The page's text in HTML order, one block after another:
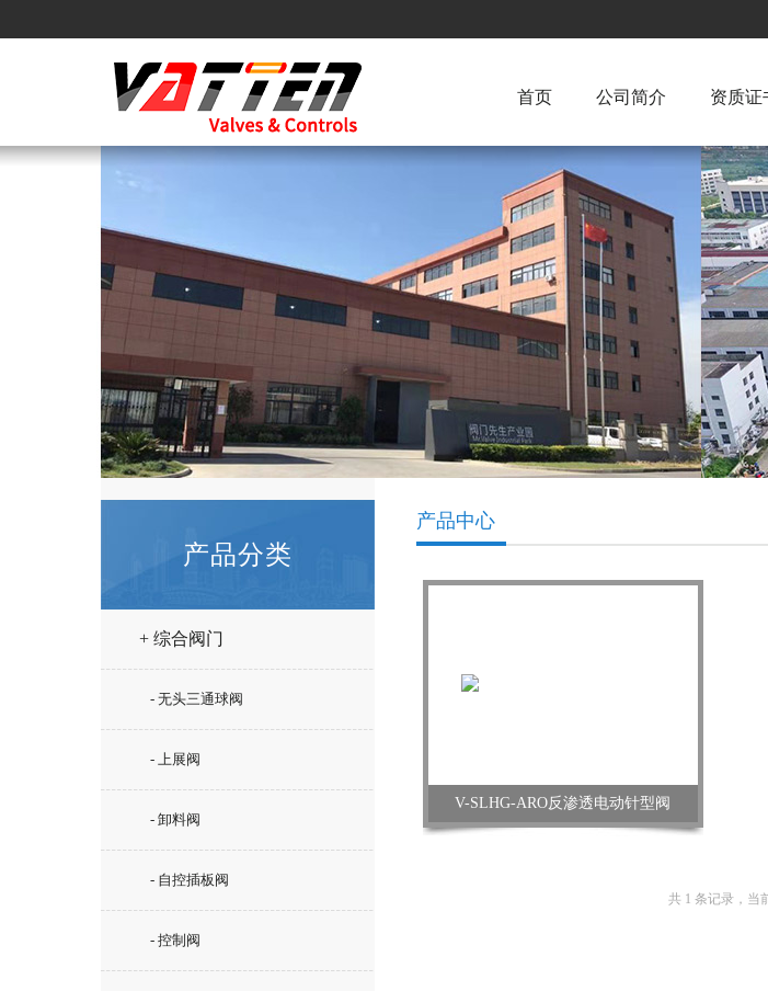
首页 公司简介 资质证
产品分类
+ 综合阀门
- 无头三通球阀
- 上展阀
- 卸料阀
- 自控插板阀
- 控制阀
产品中心
V-SLHG-ARO反渗透电动针型阀
共 1 条记录，